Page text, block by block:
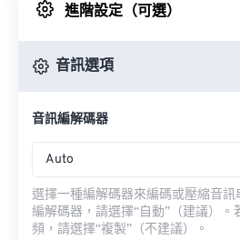
來自 Google
進階設定（可選）
音訊選項
音訊編解碼器
Auto
選擇一種編解碼器來編碼或壓縮音
編解碼器，請選擇“自動”（建議）
頻，請選擇“複製”（不建議）。